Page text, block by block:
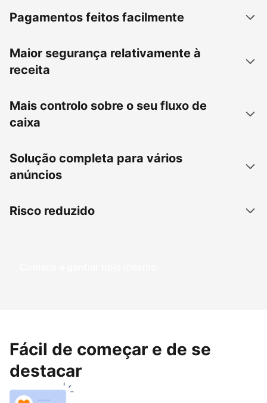
Pagamentos feitos facilmente
Maior segurança relativamente à
receita
Mais controlo sobre o seu fluxo de
caixa
Solução completa para vários
anúncios
Risco reduzido
Comece a ganhar hoje mesmo
Fácil de começar e de se
destacar